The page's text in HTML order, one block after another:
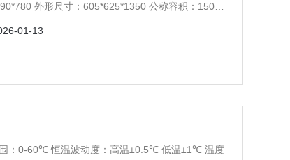
外形尺寸：605*625*1350 公称容积：150L
01-13
：0-60℃ 恒温波动度：高温±0.5℃ 低温±1℃ 温度